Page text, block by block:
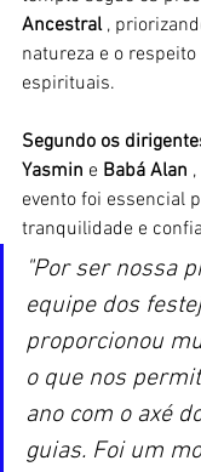
Ancestral ,
natureza e o respeito
espirituais.
Segundo os
Yasmin e Babá Alan
evento foi essencial
tranquilidade e
"Por ser nossa
equipe dos
proporcionou
o que nos
ano com o axé
guias. Foi um